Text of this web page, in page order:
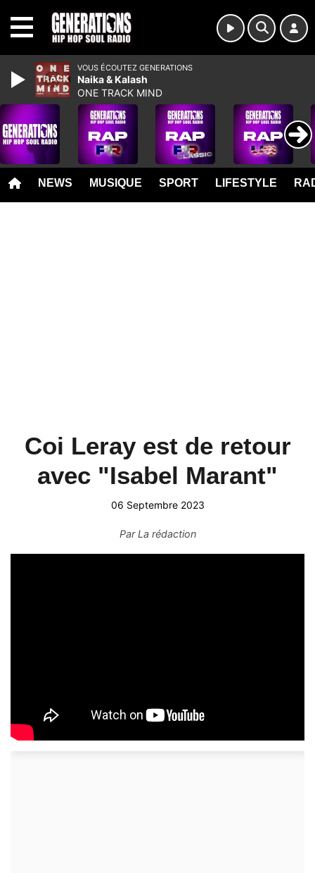
NEWS MUSIQUE SPORT LIFESTYLE
Coi Leray est de retour
avec "Isabel Marant"
06 Septembre 2023
ParLa rédaction
VOUS ÉCOUTEZ GENERATIONS
Naika & Kalash
ONE TRACK MIND